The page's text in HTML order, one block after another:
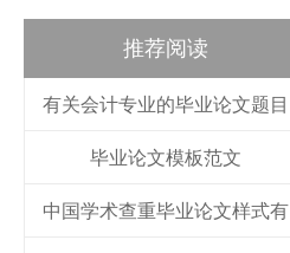
推荐阅读
有关会计专业的毕业论文题目
毕业论文模板范文
中国学术查重毕业论文样式有